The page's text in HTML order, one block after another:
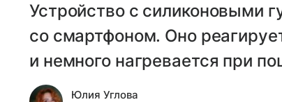
Устройство с силиконовыми
со смартфоном. Оно
и немного нагревается при
Юлия Углова